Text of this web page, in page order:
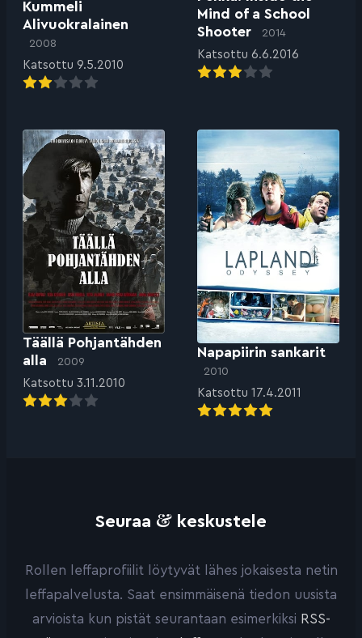
Kummeli
Alivuokralainen
2008
Katsottu 9.5.2010
Mind of a School
Shooter
2014
Katsottu 6.6.2016
Täällä Pohjantähden
alla
2009
Katsottu 3.11.2010
Napapiirin sankarit
2010
Katsottu 17.4.2011
Seuraa & keskustele
Rollen leffaprofiilit löytyvät lähes jokaisesta netin
leffapalvelusta. Saat ensimmäisenä tiedon uusista
arvioista kun pistät seurantaan esimerkiksi RSS-